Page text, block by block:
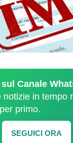
Canale
notizie in tempo
primo.
SEGUICI ORA